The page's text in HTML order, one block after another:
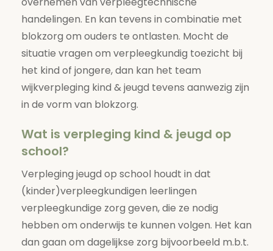
handelingen. En kan tevens in combinatie met
blokzorg om ouders te ontlasten. Mocht de
situatie vragen om verpleegkundig toezicht bij
het kind of jongere, dan kan het team
wijkverpleging kind & jeugd tevens aanwezig zijn
in de vorm van blokzorg.
Wat is verpleging kind & jeugd op
school?
Verpleging jeugd op school houdt in dat
(kinder)verpleegkundigen leerlingen
verpleegkundige zorg geven, die ze nodig
hebben om onderwijs te kunnen volgen. Het kan
dan gaan om dagelijkse zorg bijvoorbeeld m.b.t.